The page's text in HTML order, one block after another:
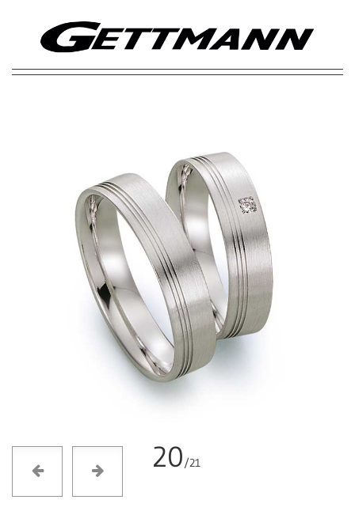
20/21